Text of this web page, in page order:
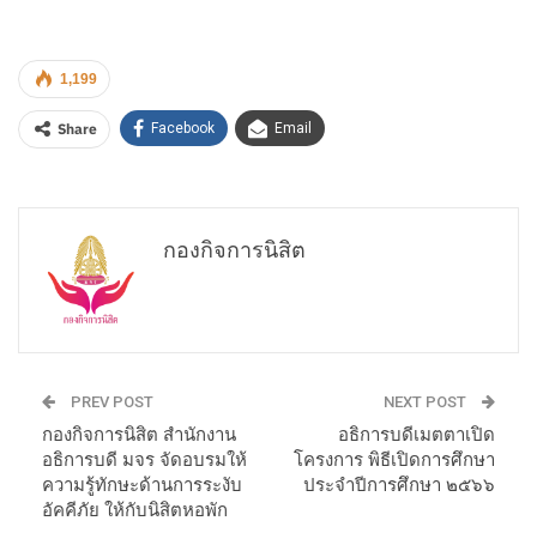
1,199
Share Facebook Email
กองกิจการนิสิต
PREV POST
กองกิจการนิสิต สำนักงาน
อธิการบดี มจร จัดอบรมให้
ความรู้ทักษะด้านการระงับ
อัคคีภัย ให้กับนิสิตหอพัก
NEXT POST
อธิการบดีเมตตาเปิด
โครงการ พิธีเปิดการศึกษา
ประจำปีการศึกษา ๒๕๖๖